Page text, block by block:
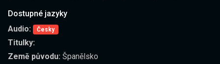
Dostupné jazyky
Audio:
Česky
Titulky:
Země původu: Španělsko